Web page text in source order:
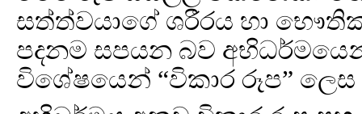
සත්ත්වයාගේ ශරීරය හා භෞතික
පදනම සපයන බව
විශේෂයෙන් “විකාර රූප”